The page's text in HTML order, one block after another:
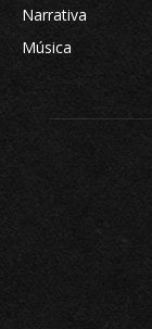
Narrativa
Música